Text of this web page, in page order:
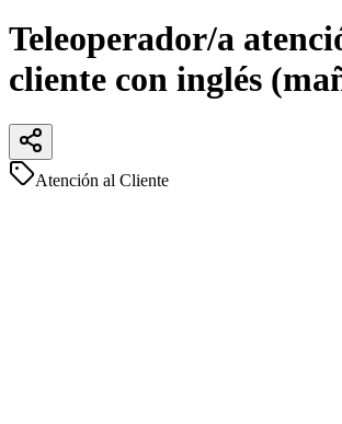
Teleoperador/a
cliente con inglés
Atención al Cliente